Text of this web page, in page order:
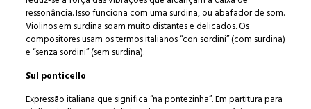
ressonância. Isso funciona com uma surdina, ou abafador de som.
Violinos em surdina soam muito distantes e delicados. Os
compositores usam os termos italianos “con sordini” (com surdina)
e “senza sordini” (sem surdina).
Sul ponticello
Expressão italiana que significa “na pontezinha”. Em partitura para